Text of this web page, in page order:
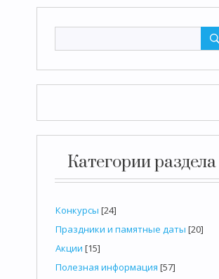
Категории раздела
Конкурсы [24]
Праздники и памятные даты [20]
Акции [15]
Полезная информация [57]